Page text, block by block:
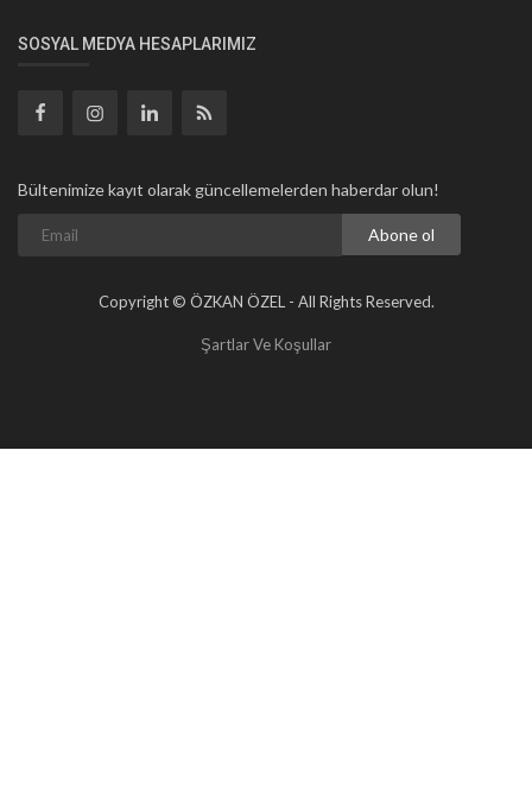
SOSYAL MEDYA HESAPLARIMIZ
Bültenimize kayıt olarak güncellemelerden haberdar olun!
Abone ol
Copyright © ÖZKAN ÖZEL - All Rights Reserved.
Şartlar Ve Koşullar